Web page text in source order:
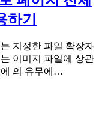
기
지정한 파일 확장자
이미지 파일에 상관
에 의 유무에…